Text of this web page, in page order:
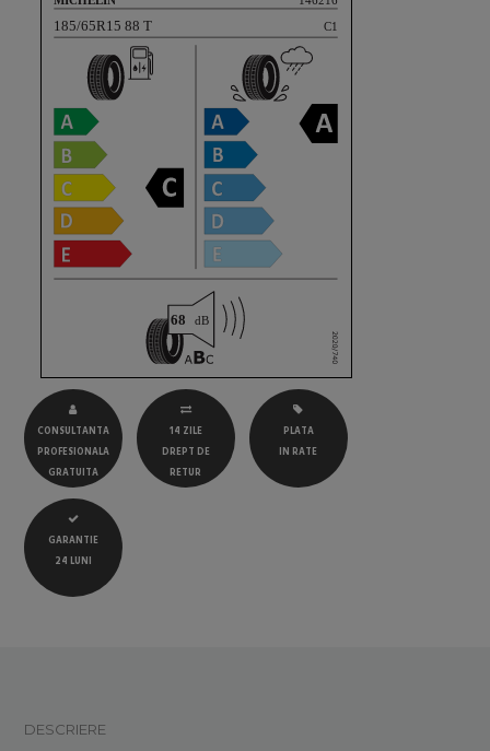
CONSULTANTA
PROFESIONALA
GRATUITA
14 ZILE
DREPT DE
RETUR
PLATA
IN RATE
GARANTIE
24 LUNI
DESCRIERE